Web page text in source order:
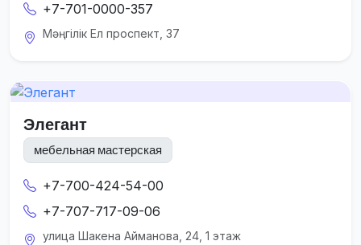
+7-701-0000-357
Мәңгілік Ел проспект, 37
Элегант
мебельная мастерская
+7-700-424-54-00
+7-707-717-09-06
улица Шакена Айманова, 24, 1 этаж